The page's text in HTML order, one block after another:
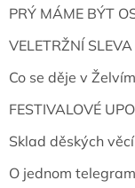
PRÝ MÁME BÝT
VELETRŽNÍ
Co se děje v
FESTIVALOVÉ
Sklad děských
O jednom